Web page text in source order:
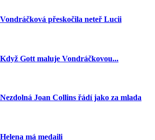
Vondráčková přeskočila neteř Lucii
Když Gott maluje Vondráčkovou...
Nezdolná Joan Collins řádí jako za mlada
Helena má medaili